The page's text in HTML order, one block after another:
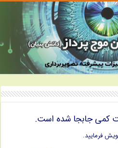
کمی جابجا شده است.
فرمایید.